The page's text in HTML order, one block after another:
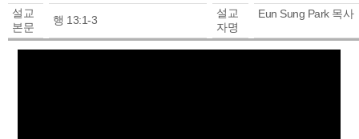
설교
본문
행 13:1-3
설교
자명
Eun Sung Park 목사